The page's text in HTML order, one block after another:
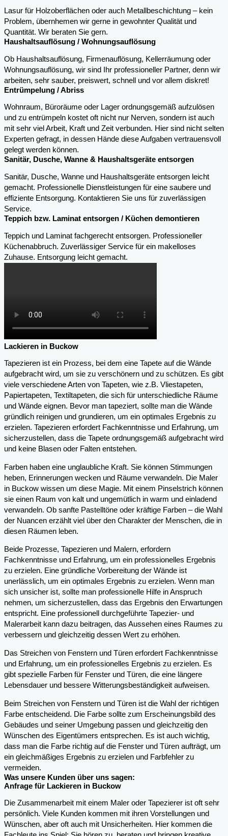
Lasur für Holzoberflächen oder auch Metallbeschichtung – kein
Problem, übernhemen wir gerne in gewohnter Qualität und
Quantität. Wir beraten Sie gern.
Haushaltsauflösung / Wohnungsauflösung
Ob Haushaltsauflösung, Firmenauflösung, Kellerräumung oder
Wohnungsauflösung, wir sind Ihr professioneller Partner, denn wir
arbeiten, sehr sauber, preiswert, schnell und vor allem diskret!
Entrümpelung / Abriss
Wohnraum, Büroräume oder Lager ordnungsgemäß aufzulösen
und zu entrümpeln kostet oft nicht nur Nerven, sondern ist auch
mit sehr viel Arbeit, Kraft und Zeit verbunden. Hier sind nicht selten
Experten gefragt, in dessen Hände diese Aufgaben vertrauensvoll
gelegt werden können.
Sanitär, Dusche, Wanne & Haushaltsgeräte entsorgen
Sanitär, Dusche, Wanne und Haushaltsgeräte entsorgen leicht
gemacht. Professionelle Dienstleistungen für eine saubere und
effiziente Entsorgung. Kontaktieren Sie uns für zuverlässigen
Service.
Teppich bzw. Laminat entsorgen / Küchen demontieren
Teppich und Laminat fachgerecht entsorgen. Professioneller
Küchenabbruch. Zuverlässiger Service für ein makelloses
Zuhause. Entsorgung leicht gemacht.
Lackieren in Buckow
Tapezieren ist ein Prozess, bei dem eine Tapete auf die Wände
aufgebracht wird, um sie zu verschönern und zu schützen. Es gibt
viele verschiedene Arten von Tapeten, wie z.B. Vliestapeten,
Papiertapeten, Textiltapeten, die sich für unterschiedliche Räume
und Wände eignen. Bevor man tapeziert, sollte man die Wände
gründlich reinigen und grundieren, um ein optimales Ergebnis zu
erzielen. Tapezieren erfordert Fachkenntnisse und Erfahrung, um
sicherzustellen, dass die Tapete ordnungsgemäß aufgebracht wird
und keine Blasen oder Falten entstehen.
Farben haben eine unglaubliche Kraft. Sie können Stimmungen
heben, Erinnerungen wecken und Räume verwandeln. Die Maler
in Buckow wissen um diese Magie. Mit einem Pinselstrich können
sie einen Raum von kalt und ungemütlich in warm und einladend
verwandeln. Ob sanfte Pastelltöne oder kräftige Farben – die Wahl
der Nuancen erzählt viel über den Charakter der Menschen, die in
diesen Räumen leben.
Beide Prozesse, Tapezieren und Malern, erfordern
Fachkenntnisse und Erfahrung, um ein professionelles Ergebnis
zu erzielen. Eine gründliche Vorbereitung der Wände ist
unerlässlich, um ein optimales Ergebnis zu erzielen. Wenn man
sich unsicher ist, sollte man professionelle Hilfe in Anspruch
nehmen, um sicherzustellen, dass das Ergebnis den Erwartungen
entspricht. Eine professionell durchgeführte Tapezier- und
Malerarbeit kann dazu beitragen, das Aussehen eines Raumes zu
verbessern und gleichzeitig dessen Wert zu erhöhen.
Das Streichen von Fenstern und Türen erfordert Fachkenntnisse
und Erfahrung, um ein professionelles Ergebnis zu erzielen. Es
gibt spezielle Farben für Fenster und Türen, die eine längere
Lebensdauer und bessere Witterungsbeständigkeit aufweisen.
Beim Streichen von Fenstern und Türen ist die Wahl der richtigen
Farbe entscheidend. Die Farbe sollte zum Erscheinungsbild des
Gebäudes und seiner Umgebung passen und gleichzeitig den
Wünschen des Eigentümers entsprechen. Es ist auch wichtig,
dass man die Farbe richtig auf die Fenster und Türen aufträgt, um
ein gleichmäßiges Ergebnis zu erzielen und Farbfehler zu
vermeiden.
Was unsere Kunden über uns sagen:
Anfrage für Lackieren in Buckow
Die Zusammenarbeit mit einem Maler oder Tapezierer ist oft sehr
persönlich. Viele Kunden kommen mit ihren Vorstellungen und
Wünschen, aber oft auch mit Unsicherheiten. Hier kommen die